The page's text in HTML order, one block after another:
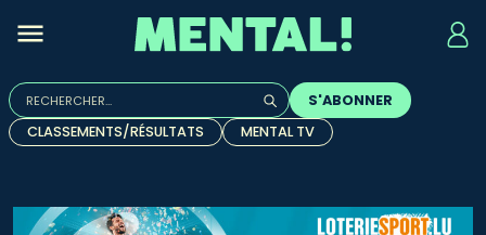
Rechercher :
Quand les résultats de l'auto-complétion sont
S'ABONNER
CLASSEMENTS/RÉSULTATS
MENTAL TV